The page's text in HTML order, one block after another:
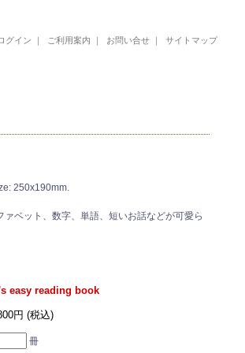
グイン ｜ ご利用案内 ｜ お問い合せ ｜ サイトマップ
250x190mm.
ベット、数字、単語、短いお話などが可愛ら
easy reading book
円 (税込)
冊